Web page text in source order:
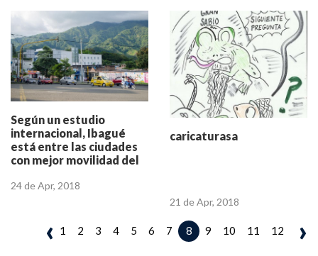
Según un estudio
internacional, Ibagué
está entre las ciudades
con mejor movilidad del
24 de Apr, 2018
caricaturasa
21 de Apr, 2018
‹ 1 2 3 4 5 6 7 8 9 10 11 12 ›